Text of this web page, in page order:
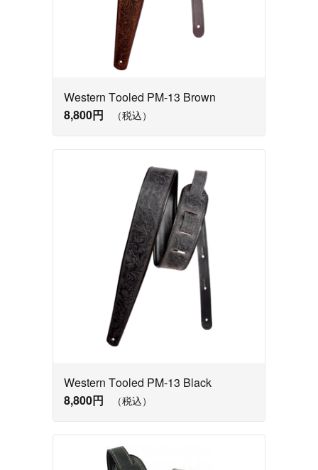
Western Tooled PM-13 Brown
8,800円
（税込）
Western Tooled PM-13 Black
8,800円
（税込）